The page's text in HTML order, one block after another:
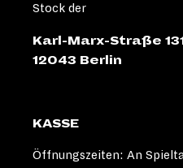
Stock der
Karl-Marx-Straße
12043 Berlin
KASSE
Öffnungszeiten: An